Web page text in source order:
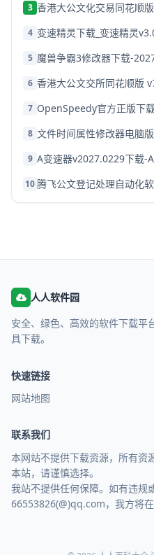
3 香港大公文化交易同花顺
4 变速精灵下载_变速精灵
5 魔兽争霸3修改器下载-
6 香港大公文交所同花顺版
7
8 文件时间属性修改器电脑
9
10
人人软件园
安全、绿色、高效的软件下载平
具下载。
快速链接
网站地图
联系我们
本网站不提供下载资源，所有资
本站，请谨慎选择。
我站不提供任何保障。如有违规
66553826(@)qq.com，我方将